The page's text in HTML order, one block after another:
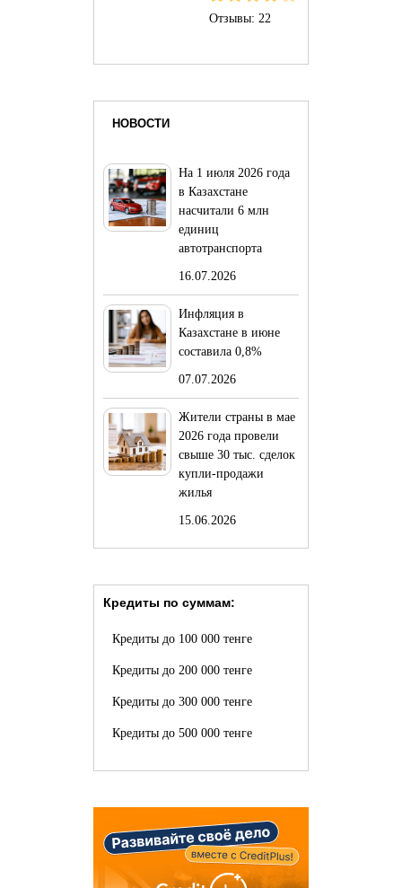
Отзывы: 22
НОВОСТИ
На 1 июля 2026 года
в Казахстане
насчитали 6 млн
единиц
автотранспорта
16.07.2026
Инфляция в
Казахстане в июне
составила 0,8%
07.07.2026
Жители страны в мае
2026 года провели
свыше 30 тыс. сделок
купли-продажи
жилья
15.06.2026
Кредиты по суммам:
Кредиты до 100 000 тенге
Кредиты до 200 000 тенге
Кредиты до 300 000 тенге
Кредиты до 500 000 тенге